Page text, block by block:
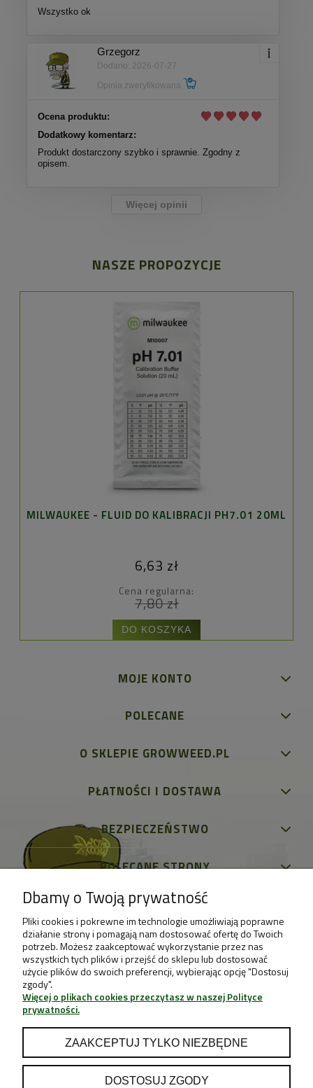
Wszystko ok
Grzegorz
Dodano: 2026-07-27
Opinia zweryfikowana
Ocena produktu:
Dodatkowy komentarz:
Produkt dostarczony szybko i sprawnie. Zgodny z
opisem.
Więcej opinii
NASZE PROPOZYCJE
MILWAUKEE - FLUID DO KALIBRACJI PH7.01 20ML
6,63 zł
Cena regularna:
7,80 zł
DO KOSZYKA
MOJE KONTO
POLECANE
O SKLEPIE GROWWEED.PL
PŁATNOŚCI I DOSTAWA
BEZPIECZEŃSTWO
POLECANE STRONY
Dbamy o Twoją prywatność
Pliki cookies i pokrewne im technologie umożliwiają poprawne
działanie strony i pomagają nam dostosować ofertę do Twoich
potrzeb. Możesz zaakceptować wykorzystanie przez nas
wszystkich tych plików i przejść do sklepu lub dostosować
użycie plików do swoich preferencji, wybierając opcję "Dostosuj
zgody".
Więcej o plikach cookies przeczytasz w naszej Polityce
prywatności.
ZAAKCEPTUJ TYLKO NIEZBĘDNE
DOSTOSUJ ZGODY